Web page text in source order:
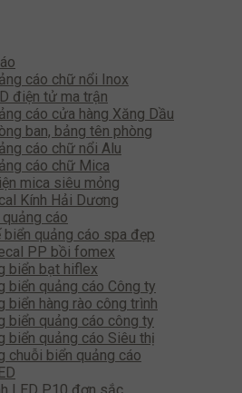
cáo chữ nổi Inox
điện tử ma trận
cáo cửa hàng Xăng Dầu
ban, bảng tên phòng
cáo chữ nổi Alu
cáo chữ Mica
mica siêu mỏng
Kính Hải Dương
cáo
biển quảng cáo spa đẹp
PP bồi fomex
biển bạt hiflex
biển quảng cáo Công ty
biển hàng rào công trình
biển quảng cáo công ty
biển quảng cáo Siêu thị
chuỗi biển quảng cáo